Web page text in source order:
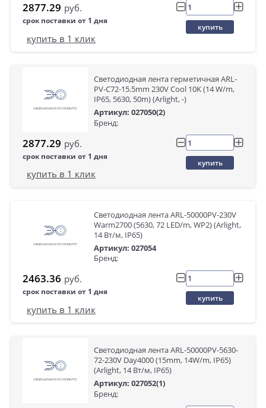
2877.29 руб.
срок поставки от 1 дня
купить
купить в 1 клик
Светодиодная лента герметичная ARL-
PV-C72-15.5mm 230V Cool 10K (14 W/m,
IP65, 5630, 50m) (Arlight, -)
Артикул: 027050(2)
Бренд:
2877.29 руб.
срок поставки от 1 дня
купить
купить в 1 клик
Светодиодная лента ARL-50000PV-230V
Warm2700 (5630, 72 LED/m, WP2) (Arlight,
14 Вт/м, IP65)
Артикул: 027054
Бренд:
2463.36 руб.
срок поставки от 1 дня
купить
купить в 1 клик
Светодиодная лента ARL-50000PV-5630-
72-230V Day4000 (15mm, 14W/m, IP65)
(Arlight, 14 Вт/м, IP65)
Артикул: 027052(1)
Бренд: